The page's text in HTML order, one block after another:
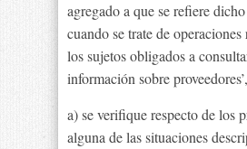
agregado a que se refiere
cuando se trate de
los sujetos obligados a
información sobre
a) se verifique respecto de los
alguna de las situaciones